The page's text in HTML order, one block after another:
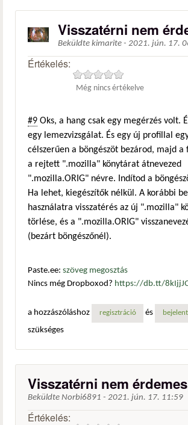
Visszatérni nem
Beküldte kimarite - 2021. jún. 17.
Értékelés:
Még nincs értékelve
#9 Oks, a hang csak egy megérzés volt.
egy lemezvizsgálat. És egy új profillal
célszerűen a böngészöt bezárod, majd a
a rejtett ".mozilla" könytárat átnevezed
".mozilla.ORIG" névre. Indítod a
Ha lehet, kiegészítők nélkül. A korábbi
használatra visszatérés az új ".mozilla"
törlése, és a ".mozilla.ORIG"
(bezárt böngészőnél).
Paste.ee: szöveg megosztás
Nincs még Dropboxod? https://db.tt/
a hozzászóláshoz
regisztráció és
szükséges
Visszatérni nem
Beküldte Norbi6891 - 2021. jún. 17. 11:59
Értékelés: